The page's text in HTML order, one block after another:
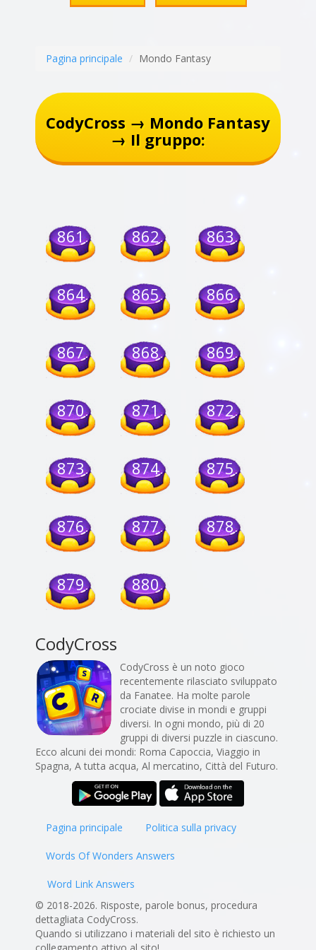
Pagina principale Mondo Fantasy
CodyCross → Mondo Fantasy
→ Il gruppo:
861 862 863
864 865 866
867 868 869
870 871 872
873 874 875
876 877 878
879 880
CodyCross
CodyCross è un noto gioco
recentemente rilasciato sviluppato
da Fanatee. Ha molte parole
crociate divise in mondi e gruppi
diversi. In ogni mondo, più di 20
gruppi di diversi puzzle in ciascuno.
Ecco alcuni dei mondi: Roma Capoccia, Viaggio in
Spagna, A tutta acqua, Al mercatino, Città del Futuro.
Pagina principale Politica sulla privacy
Words Of Wonders Answers
Word Link Answers
© 2018-2026. Risposte, parole bonus, procedura
dettagliata CodyCross.
Quando si utilizzano i materiali del sito è richiesto un